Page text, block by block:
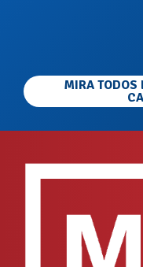
MIRA TODOS